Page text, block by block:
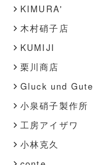
KIMURA'
木村硝子店
KUMIJI
栗川商店
Gluck und Gute
小泉硝子製作所
工房アイザワ
小林克久